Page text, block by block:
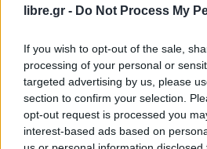
libre.gr - Do Not Process My
If you wish to opt-out of the sale,
processing of your personal or
targeted advertising by us, please
section to confirm your selection.
opt-out request is processed you
interest-based ads based on
Οιυπουργοί Γεωργίας της ΕΕ
κρίσεων στον αγροτικό
επιπτώσεις τηςκλιματικής
καταστροφών και της
Σε ό,τι αφορά ταθέματα